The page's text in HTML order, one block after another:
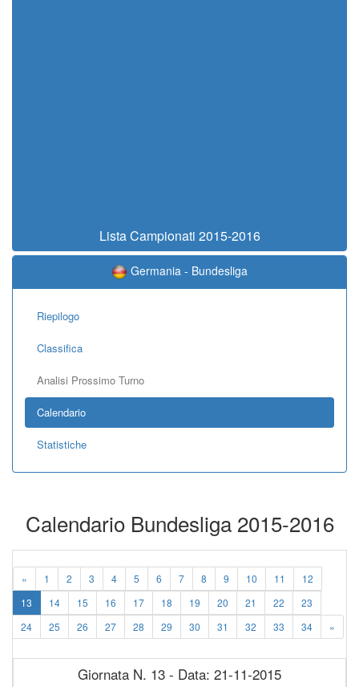
Lista Campionati 2015-2016
Germania - Bundesliga
Riepilogo
Classifica
Analisi Prossimo Turno
Calendario
Statistiche
Calendario Bundesliga 2015-2016
« 1 2 3 4 5 6 7 8 9 10 11
12
13
14 15 16 17 18 19 20 21 22
23
24
25 26 27 28 29 30 31 32 33 34 »
Giornata N. 13 - Data: 21-11-2015